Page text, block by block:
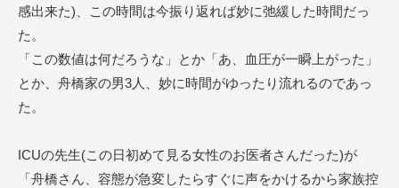
感出来た)、この時間は今振り返れば妙に弛緩した時間だっ
た。
「この数値は何だろうな」とか「あ、血圧が一瞬上がった」
とか、舟橋家の男3人、妙に時間がゆったり流れるのであっ
た。
ICUの先生(この日初めて見る女性のお医者さんだった)が
「舟橋さん、容態が急変したらすぐに声をかけるから家族控